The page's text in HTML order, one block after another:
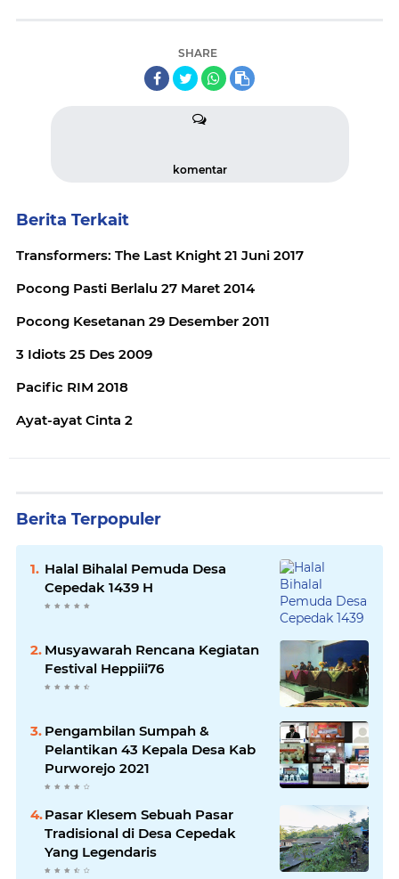
SHARE
komentar
Berita Terkait
Transformers: The Last Knight 21 Juni 2017
Pocong Pasti Berlalu 27 Maret 2014
Pocong Kesetanan 29 Desember 2011
3 Idiots 25 Des 2009
Pacific RIM 2018
Ayat-ayat Cinta 2
Berita Terpopuler
Halal Bihalal Pemuda Desa
Cepedak 1439 H
Musyawarah Rencana Kegiatan
Festival Heppiii76
Pengambilan Sumpah &
Pelantikan 43 Kepala Desa Kab
Purworejo 2021
Pasar Klesem Sebuah Pasar
Tradisional di Desa Cepedak
Yang Legendaris